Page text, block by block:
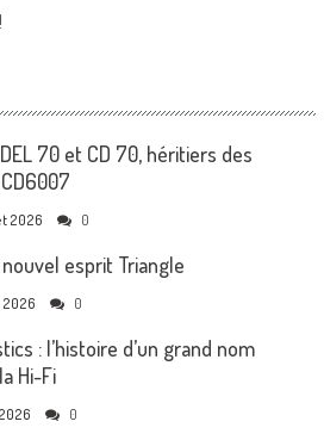
70 et CD 70, héritiers des
2026 0
esprit Triangle
2026 0
: l’histoire d’un grand nom
Hi-Fi
0